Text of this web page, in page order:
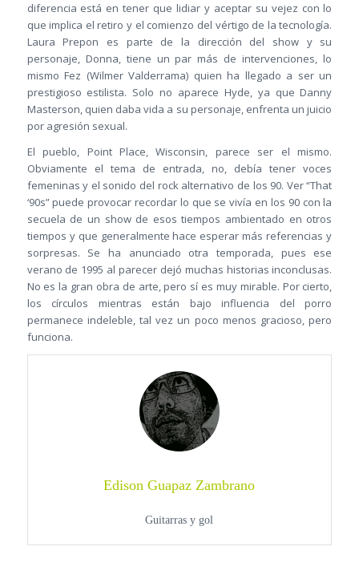
diferencia está en tener que lidiar y aceptar su vejez con lo
que implica el retiro y el comienzo del vértigo de la tecnología.
Laura Prepon es parte de la dirección del show y su
personaje, Donna, tiene un par más de intervenciones, lo
mismo Fez (Wilmer Valderrama) quien ha llegado a ser un
prestigioso estilista. Solo no aparece Hyde, ya que Danny
Masterson, quien daba vida a su personaje, enfrenta un juicio
por agresión sexual.
El pueblo, Point Place, Wisconsin, parece ser el mismo.
Obviamente el tema de entrada, no, debía tener voces
femeninas y el sonido del rock alternativo de los 90. Ver “That
‘90s” puede provocar recordar lo que se vivía en los 90 con la
secuela de un show de esos tiempos ambientado en otros
tiempos y que generalmente hace esperar más referencias y
sorpresas. Se ha anunciado otra temporada, pues ese
verano de 1995 al parecer dejó muchas historias inconclusas.
No es la gran obra de arte, pero sí es muy mirable. Por cierto,
los círculos mientras están bajo influencia del porro
permanece indeleble, tal vez un poco menos gracioso, pero
funciona.
Edison Guapaz Zambrano
Guitarras y gol